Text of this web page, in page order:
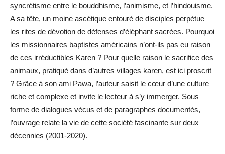
syncrétisme entre le bouddhisme, l’animisme, et l’hindouisme.
A sa tête, un moine ascétique entouré de disciples perpétue
les rites de dévotion de défenses d’éléphant sacrées. Pourquoi
les missionnaires baptistes américains n’ont-ils pas eu raison
de ces irréductibles Karen ? Pour quelle raison le sacrifice des
animaux, pratiqué dans d’autres villages karen, est ici proscrit
? Grâce à son ami Pawa, l’auteur saisit le cœur d’une culture
riche et complexe et invite le lecteur à s’y immerger. Sous
forme de dialogues vécus et de paragraphes documentés,
l’ouvrage relate la vie de cette société fascinante sur deux
décennies (2001-2020).